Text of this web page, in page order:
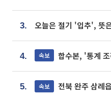
3. 오늘은 절기 '입추', 뜻
4. 속보 합수본, '통계 조작' 서울
5. 속보 전북 완주 삼례